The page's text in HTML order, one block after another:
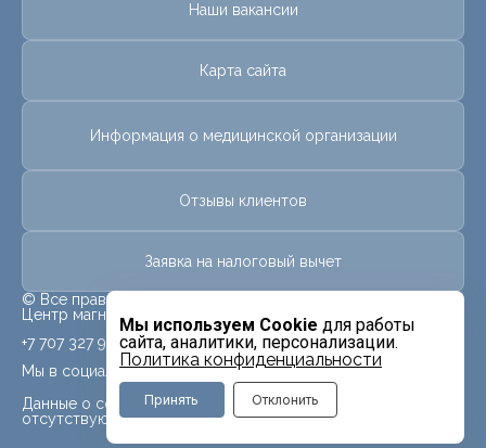
Мы используем Cookie для работы
сайта, аналитики, персонализации.
Политика конфиденциальности
Принять Отклонить
Наши вакансии
Карта сайта
Информация о медицинской организации
Отзывы клиентов
Заявка на налоговый вычет
© Все права защищены.
Центр магнитно-резонансной томографии «МРТ Лидер»
Мы в социальных сетях
Данные о социальных сетях для данного филиала
отсутствуют
+7 707 327 9991